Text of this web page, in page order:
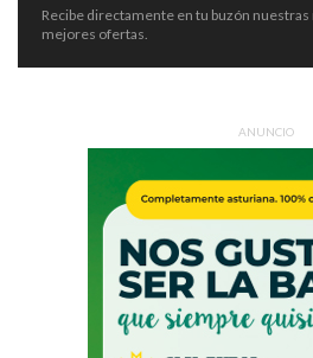
Recibe directamente en tu buzón nuestras
mejores ofertas.
ANUNCIO